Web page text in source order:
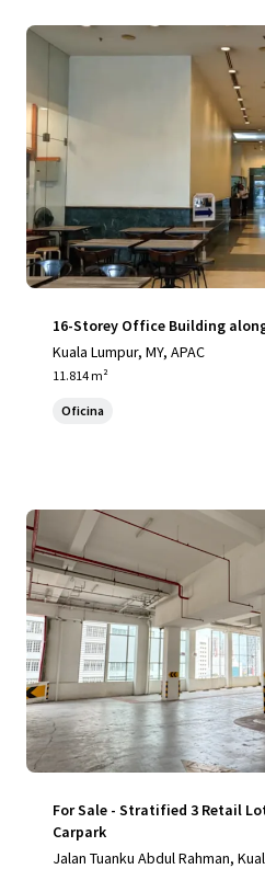
16-Storey Office Building
Kuala Lumpur, MY, APAC
11.814 m²
Oficina
For Sale - Stratified 3 Retail
Carpark
Jalan Tuanku Abdul Rahman,